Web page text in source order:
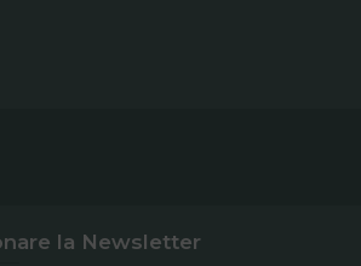
la Newsletter